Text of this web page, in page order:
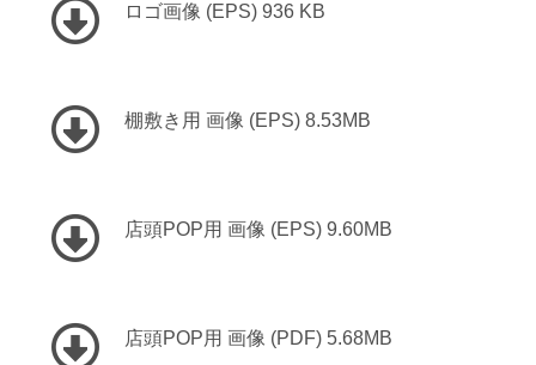
ロゴ画像 (EPS) 936 KB
棚敷き用 画像 (EPS) 8.53MB
店頭POP用 画像 (EPS) 9.60MB
店頭POP用 画像 (PDF) 5.68MB